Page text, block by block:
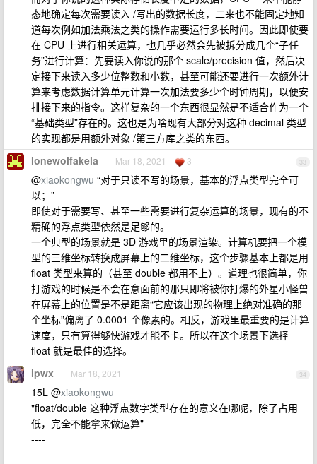
态地确定每次需要读入 /写出的数据长度，二来也不能固定地知
道每次例如加法乘法之类的操作需要运行多长时间。因此即使要
在 CPU 上进行相关运算，也几乎必然会先被拆分成几个“子任
务”进行计算：先要读入你说的那个 scale/precision 值，然后决
定接下来读入多少位整数和小数，甚至可能还要进行一次额外计
算来考虑数据计算单元计算一次加法要多少个时钟周期，以便安
排接下来的指令。这样复杂的一个东西很显然是不适合作为一个
“基础类型”存在的。这也是为啥现有大部分对这种 decimal 类型
的实现都是用额外对象 /第三方库之类的东西。
33
lonewolfakela Mar 18, 2021 3
@xiaokongwu “对于只读不写的场景，基本的浮点类型完全可
以；”
即使对于需要写、甚至一些需要进行复杂运算的场景，现有的不
精确的浮点类型依然是足够的。
一个典型的场景就是 3D 游戏里的场景渲染。计算机要把一个模
型的三维坐标转换成屏幕上的二维坐标，这个步骤基本上都是用
float 类型来算的（甚至 double 都用不上）。道理也很简单，你
打游戏的时候是不会在意面前的那只即将被你打爆的外星小怪兽
在屏幕上的位置是不是距离“它应该出现的物理上绝对准确的那
个坐标”偏离了 0.0001 个像素的。相反，游戏里最重要的是计算
速度，只有算得够快游戏才能不卡。所以在这个场景下选择
float 就是最佳的选择。
34
ipwx Mar 18, 2021
15L @xiaokongwu
"float/double 这种浮点数字类型存在的意义在哪呢，除了占用
低，完全不能拿来做运算"
----